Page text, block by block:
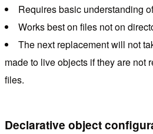
Requires basic understanding
Works best on files not on
The next replacement will not
made to live objects if they are not
files.
Declarative object